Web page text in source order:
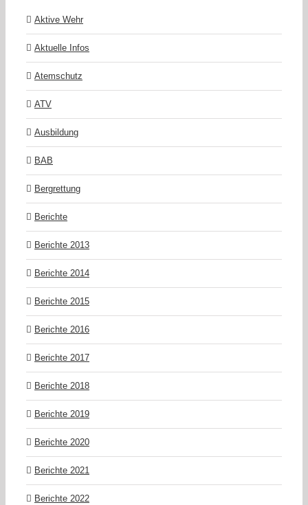
Aktive Wehr
Aktuelle Infos
Atemschutz
ATV
Ausbildung
BAB
Bergrettung
Berichte
Berichte 2013
Berichte 2014
Berichte 2015
Berichte 2016
Berichte 2017
Berichte 2018
Berichte 2019
Berichte 2020
Berichte 2021
Berichte 2022